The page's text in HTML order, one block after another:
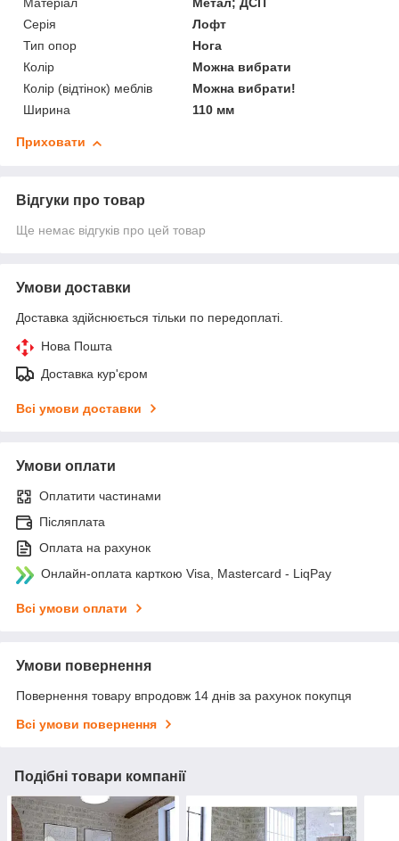
Матеріал
Метал; ДСП
Серія
Лофт
Тип опор
Нога
Колір
Можна вибрати
Колір (відтінок) меблів
Можна вибрати!
Ширина
110 мм
Приховати
Відгуки про товар
Ще немає відгуків про цей товар
Умови доставки
Доставка здійснюється тільки по передоплаті.
Нова Пошта
Доставка кур'єром
Всі умови доставки
Умови оплати
Оплатити частинами
Післяплата
Оплата на рахунок
Онлайн-оплата карткою Visa, Mastercard - LiqPay
Всі умови оплати
Умови повернення
Повернення товару впродовж 14 днів за рахунок покупця
Всі умови повернення
Подібні товари компанії